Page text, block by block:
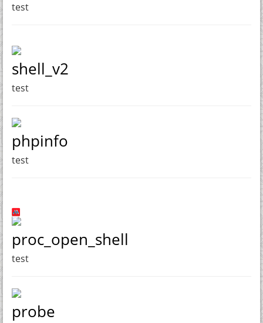
test
shell_v2
test
phpinfo
test
proc_open_shell
test
probe